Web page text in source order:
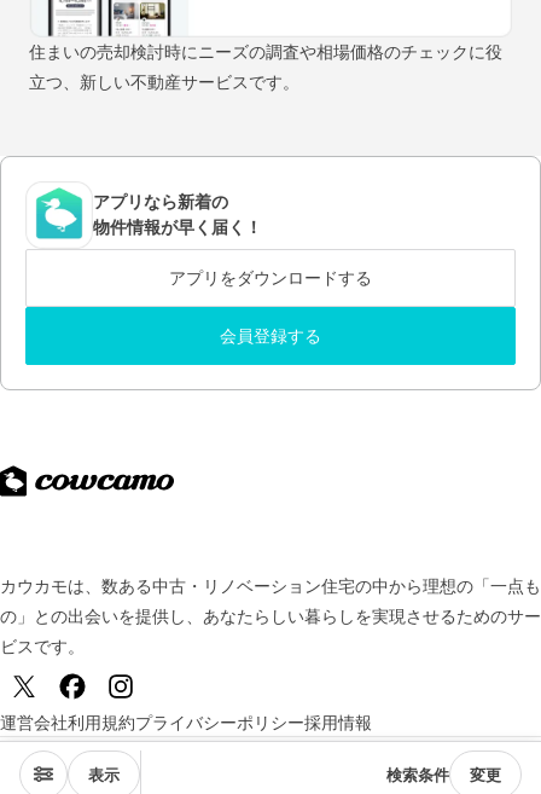
表示 検索条件 変更
住まいの売却検討時にニーズの調査や相場価格のチェックに役
立つ、新しい不動産サービスです。
アプリなら新着の
物件情報が早く届く！
アプリをダウンロードする
会員登録する
カウカモは、数ある中古・リノベーション住宅の中から理想の「一点も
の」との出会いを提供し、 あなたらしい暮らしを実現させるためのサー
ビスです。
運営会社利用規約プライバシーポリシー採用情報
© TSUKURUBA Inc. All rights reserved.